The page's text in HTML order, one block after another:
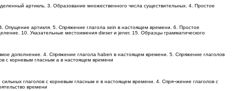
артикль. 3. Образование множественного числа существительных. 4. Простое
Опущение артикля. 5. Спряжение глагола sein в настоящем времени. 6. Простое
10. Указательные местоимения dieser и jener. 15. Образцы грамматического
дополнение. 4. Спряжение глагола haben в настоящем времени. 5. Спряжение глаголов
с корневым гласным а в настоящем времени
глаголов с корневым гласным е в настоящем времени. 4. Спря¬жение глаголов с
времени